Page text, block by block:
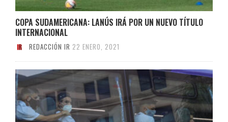
COPA SUDAMERICANA: LANÚS IRÁ POR UN NUEVO TÍTULO
INTERNACIONAL
REDACCIÓN IR 22 ENERO, 2021